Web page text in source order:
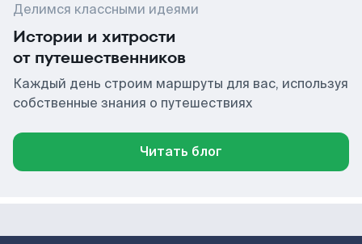
Делимся классными идеями
Истории и хитрости
от путешественников
Каждый день строим маршруты для вас, используя
собственные знания о путешествиях
Читать блог